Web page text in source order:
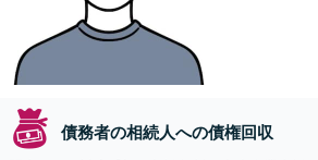
債務者の相続人への債権回収